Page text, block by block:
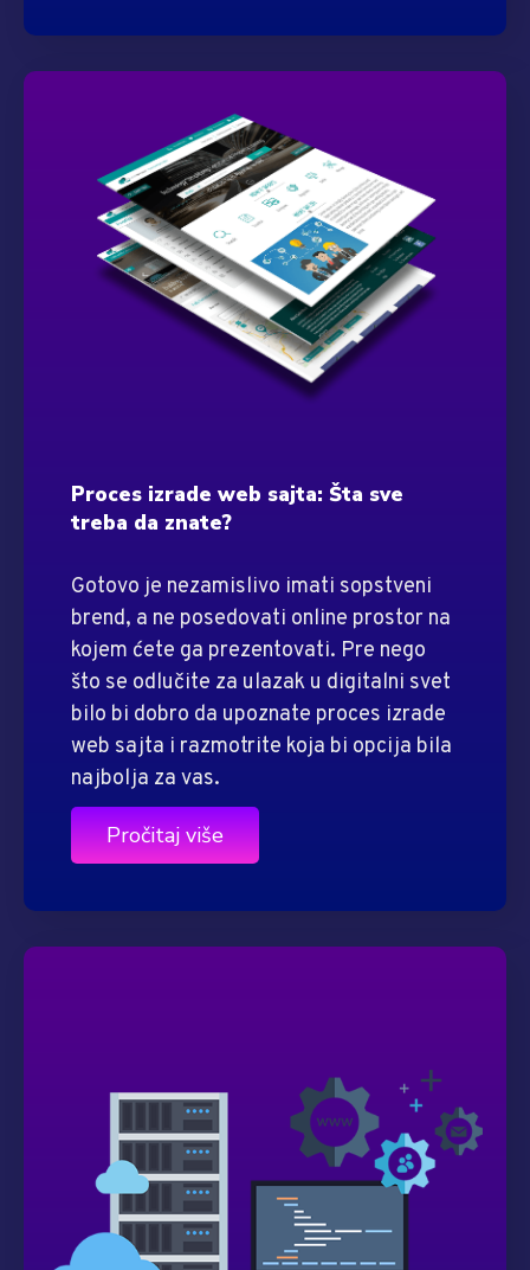
Proces izrade web sajta: Šta sve
treba da znate?
Gotovo je nezamislivo imati sopstveni
brend, a ne posedovati online prostor na
kojem ćete ga prezentovati. Pre nego
što se odlučite za ulazak u digitalni svet
bilo bi dobro da upoznate proces izrade
web sajta i razmotrite koja bi opcija bila
najbolja za vas.
Pročitaj više